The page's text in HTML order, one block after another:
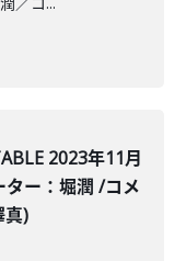
2023年11月
ター：堀潤 /コメ
真)